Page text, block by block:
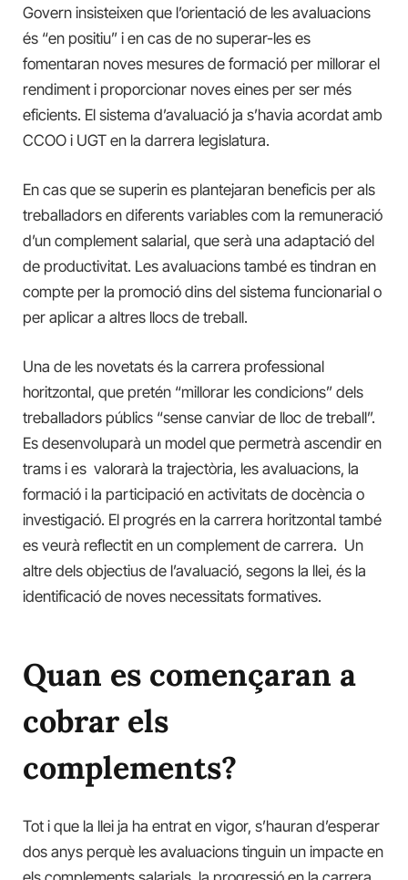
Govern insisteixen que l’orientació de les avaluacions
és “en positiu” i en cas de no superar-les es
fomentaran noves mesures de formació per millorar el
rendiment i proporcionar noves eines per ser més
eficients. El sistema d’avaluació ja s’havia acordat amb
CCOO i UGT en la darrera legislatura.
En cas que se superin es plantejaran beneficis per als
treballadors en diferents variables com la remuneració
d’un complement salarial, que serà una adaptació del
de productivitat. Les avaluacions també es tindran en
compte per la promoció dins del sistema funcionarial o
per aplicar a altres llocs de treball.
Una de les novetats és la carrera professional
horitzontal, que pretén “millorar les condicions” dels
treballadors públics “sense canviar de lloc de treball”.
Es desenvoluparà un model que permetrà ascendir en
trams i es valorarà la trajectòria, les avaluacions, la
formació i la participació en activitats de docència o
investigació. El progrés en la carrera horitzontal també
es veurà reflectit en un complement de carrera. Un
altre dels objectius de l’avaluació, segons la llei, és la
identificació de noves necessitats formatives.
Quan es començaran a
cobrar els
complements?
Tot i que la llei ja ha entrat en vigor, s’hauran d’esperar
dos anys perquè les avaluacions tinguin un impacte en